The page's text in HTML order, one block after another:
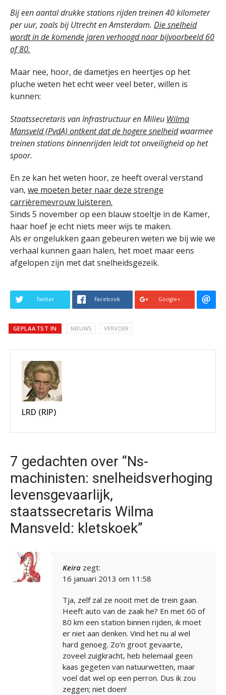
Bij een aantal drukke stations rijden treinen 40 kilometer
per uur, zoals bij Utrecht en Amsterdam. Die snelheid
wordt in de komende jaren verhoogd naar bijvoorbeeld 60
of 80.
Maar nee, hoor, de dametjes en heertjes op het
pluche weten het echt weer veel beter, willen is
kunnen:
Staatssecretaris van Infrastructuur en Milieu Wilma
Mansveld (PvdA) ontkent dat de hogere snelheidwaarmee
treinen stations binnenrijden leidt tot onveiligheid op het
spoor.
En ze kan het weten hoor, ze heeft overal verstand
van, we moeten beter naar deze strenge
carrièremevrouw luisteren.
Sinds 5 november op een blauw stoeltje in de Kamer,
haar hoef je echt niets meer wijs te maken.
Als er ongelukken gaan gebeuren weten we bij wie we
verhaal kunnen gaan halen, het moet maar eens
afgelopen zijn met dat snelheidsgezeik.
Twitter Facebook Google+
GEPLAATST IN NIEUWS VERVOER
LRD (RIP)
7 gedachten over “Ns-
machinisten: snelheidsverhoging
levensgevaarlijk,
staatssecretaris Wilma
Mansveld: kletskoek”
Keira zegt:
16 januari 2013 om 11:58
Tja, zelf zal ze nooit met de trein gaan.
Heeft auto van de zaak he? En met 60 of
80 km een station binnen rijden, ik moet
er niet aan denken. Vind het nu al wel
hard genoeg. Zo’n groot gevaarte,
zoveel zuigkracht, heb helemaal geen
kaas gegeten van natuurwetten, maar
voel dat wel op een perron. Dus ik zou
zeggen; niet doen!